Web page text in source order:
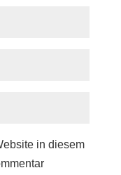
in diesem